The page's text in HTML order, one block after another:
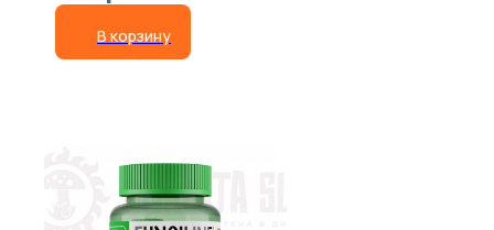
В корзину